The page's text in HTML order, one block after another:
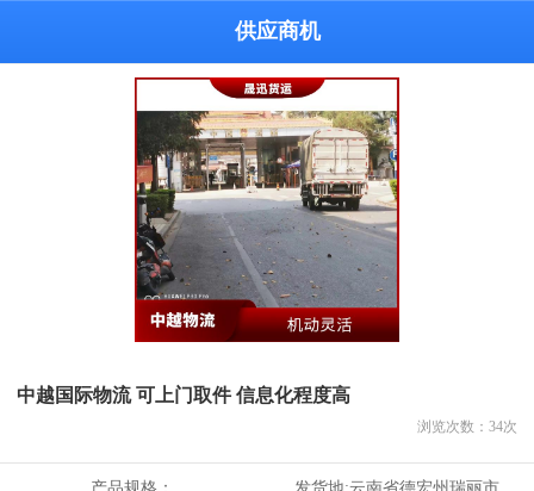
供应商机
中越国际物流 可上门取件 信息化程度高
浏览次数： 34次